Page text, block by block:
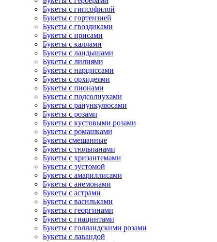
Букеты с гипсофилой
Букеты с гортензией
Букеты с гвоздиками
Букеты с ирисами
Букеты с каллами
Букеты с ландышами
Букеты с лилиями
Букеты с нарциссами
Букеты с орхидеями
Букеты с пионами
Букеты с подсолнухами
Букеты с ранункулюсами
Букеты с розами
Букеты с кустовыми розами
Букеты с ромашками
Букеты смешанные
Букеты с тюльпанами
Букеты с хризантемами
Букеты с эустомой
Букеты с амариллисами
Букеты с анемонами
Букеты с астрами
Букеты с васильками
Букеты с георгинами
Букеты с гиацинтами
Букеты с голландскими розами
Букеты с лавандой